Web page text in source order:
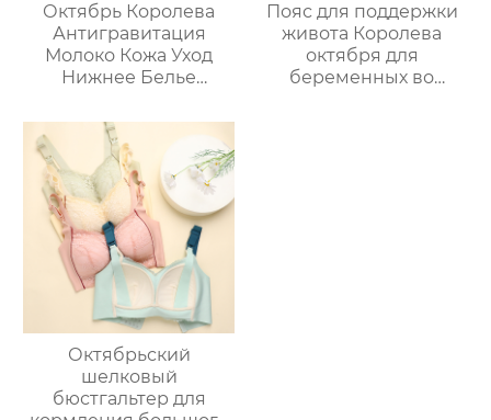
Октябрь Королева
Антигравитация
Молоко Кожа Уход
Нижнее Белье
Женщина Грудное
Вскармливание
Бюстгальтер Большой
Размер Собирается
Тонкий Раздел Без
Стали Кольцо
Большая Грудь
Кажется Меньше
Пояс для поддержки
живота Королева
октября для
беременных во
Октябрьский
шелковый
бюстгальтер для